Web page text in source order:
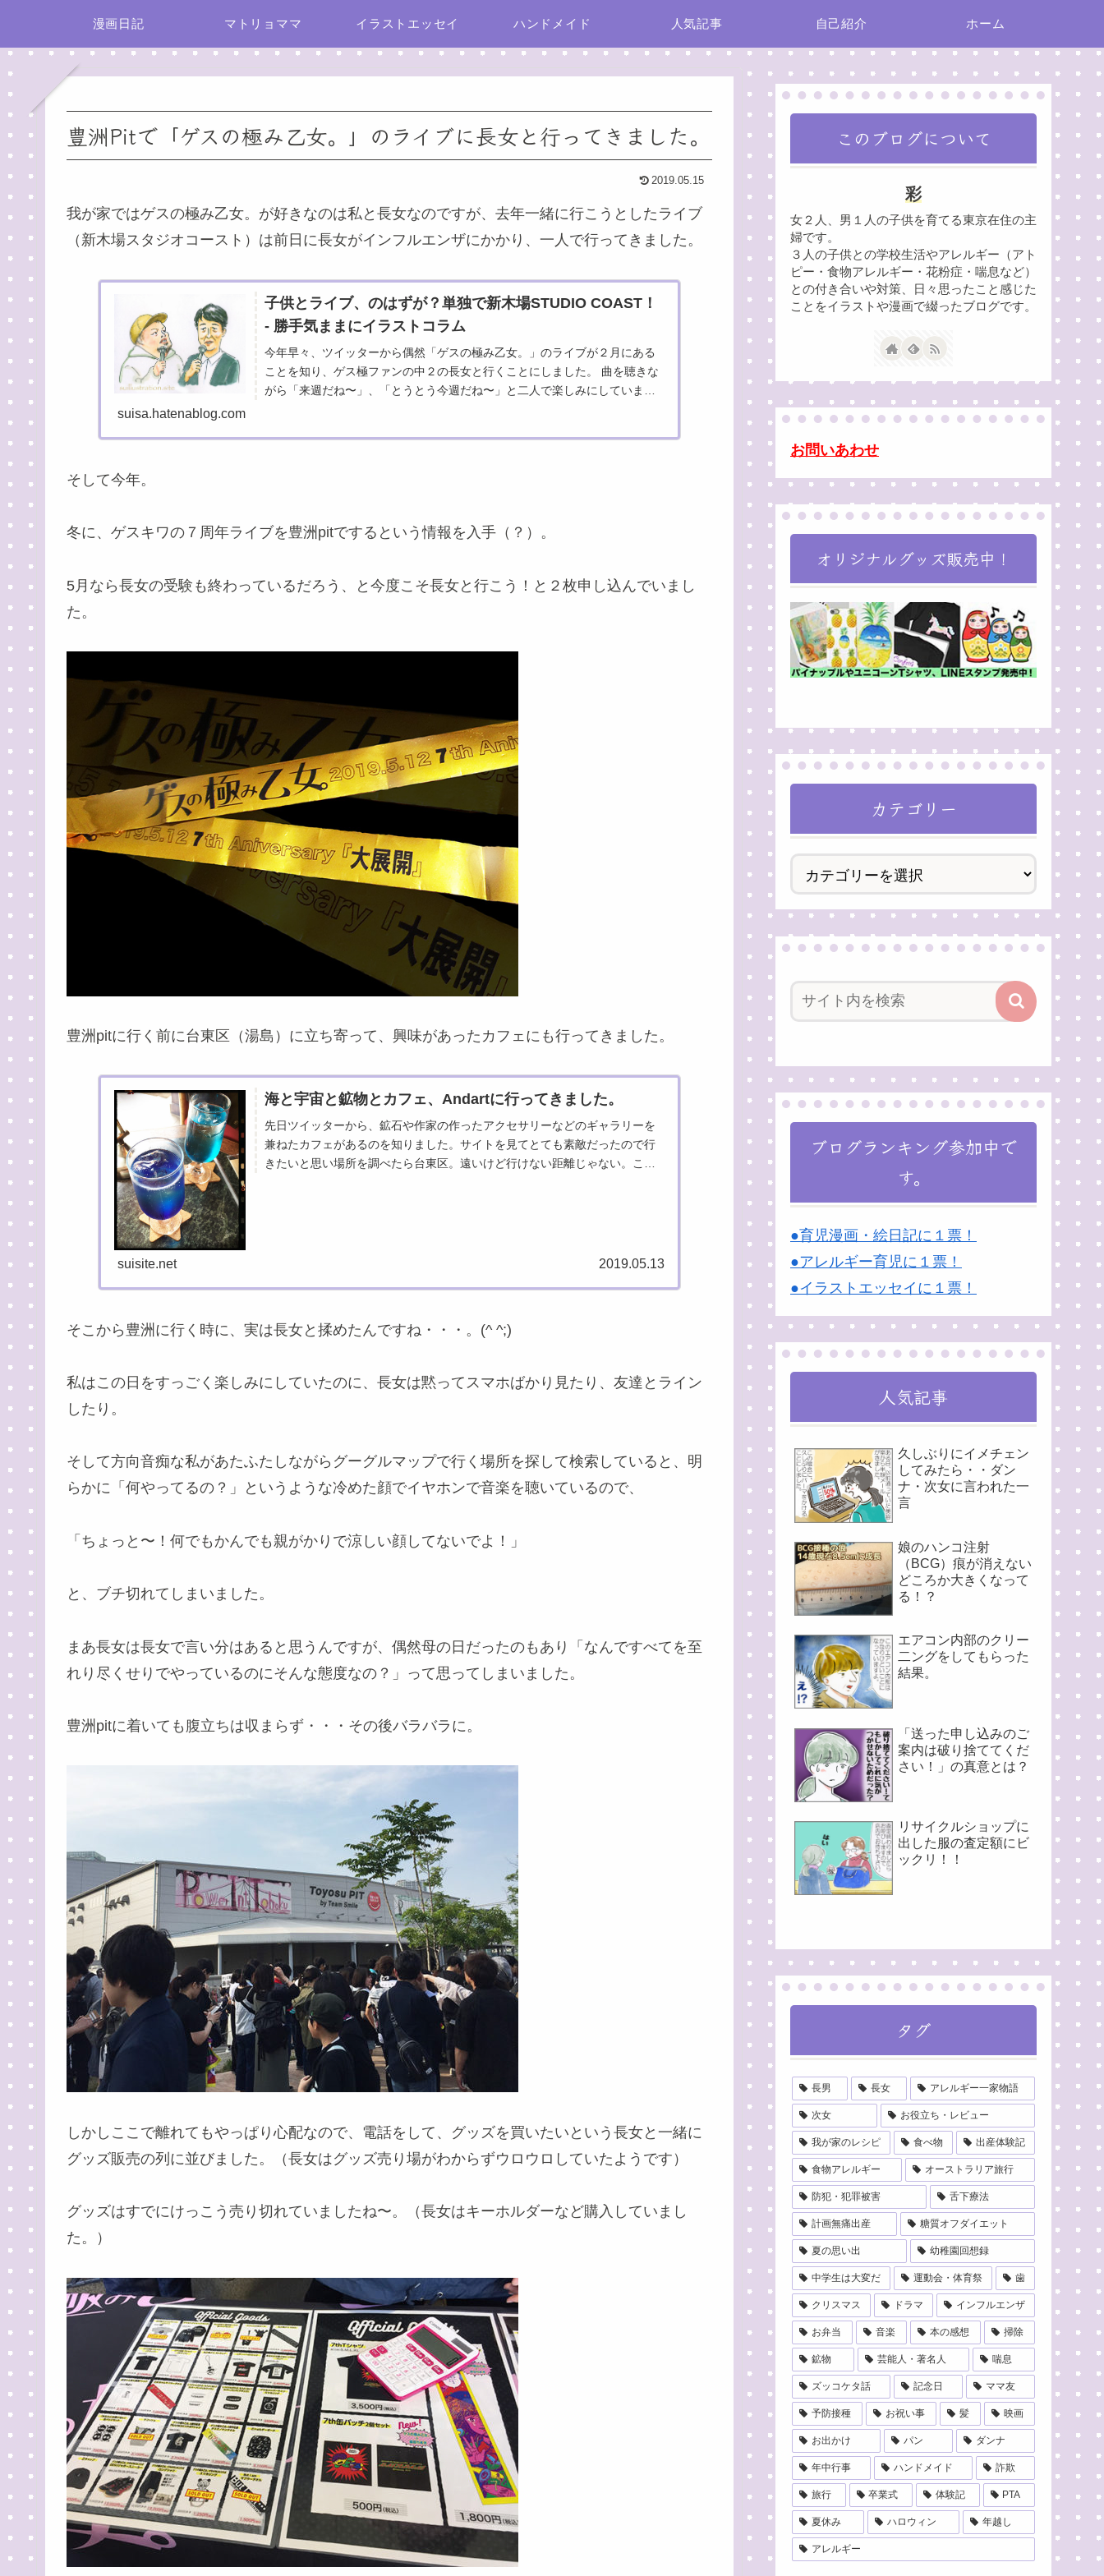
漫画日記 マトリョママ イラストエッセイ ハンドメイド 人気記事 自己紹介 ホーム
豊洲Pitで「ゲスの極み乙女。」のライブに長女と行ってきました。
2019.05.15
我が家ではゲスの極み乙女。が好きなのは私と長女なのですが、去年一緒に行こうとしたライブ
（新木場スタジオコースト）は前日に長女がインフルエンザにかかり、一人で行ってきました。
子供とライブ、のはずが？単独で新木場STUDIO COAST！
- 勝手気ままにイラストコラム
今年早々、ツイッターから偶然「ゲスの極み乙女。」のライブが２月にある
ことを知り、ゲス極ファンの中２の長女と行くことにしました。 曲を聴きな
がら「来週だね〜」、「とうとう今週だね〜」と二人で楽しみにしていまし
suisa.hatenablog.com
そして今年。
冬に、ゲスキワの７周年ライブを豊洲pitでするという情報を入手（？）。
5月なら長女の受験も終わっているだろう、と今度こそ長女と行こう！と２枚申し込んでいまし
た。
豊洲pitに行く前に台東区（湯島）に立ち寄って、興味があったカフェにも行ってきました。
海と宇宙と鉱物とカフェ、Andartに行ってきました。
先日ツイッターから、鉱石や作家の作ったアクセサリーなどのギャラリーを
兼ねたカフェがあるのを知りました。サイトを見てとても素敵だったので行
きたいと思い場所を調べたら台東区。遠いけど行けない距離じゃない。こう
suisite.net 2019.05.13
そこから豊洲に行く時に、実は長女と揉めたんですね・・・。(^ ^;)
私はこの日をすっごく楽しみにしていたのに、長女は黙ってスマホばかり見たり、友達とライン
したり。
そして方向音痴な私があたふたしながらグーグルマップで行く場所を探して検索していると、明
らかに「何やってるの？」というような冷めた顔でイヤホンで音楽を聴いているので、
「ちょっと〜！何でもかんでも親がかりで涼しい顔してないでよ！」
と、ブチ切れてしまいました。
まあ長女は長女で言い分はあると思うんですが、偶然母の日だったのもあり「なんですべてを至
れり尽くせりでやっているのにそんな態度なの？」って思ってしまいました。
豊洲pitに着いても腹立ちは収まらず・・・その後バラバラに。
しかしここで離れてもやっぱり心配なので、電話をして、グッズを買いたいという長女と一緒に
グッズ販売の列に並びました。（長女はグッズ売り場がわからずウロウロしていたようです）
グッズはすでにけっこう売り切れていましたね〜。（長女はキーホルダーなど購入していまし
た。）
このブログについて
彩
女２人、男１人の子供を育てる東京在住の主
婦です。
３人の子供との学校生活やアレルギー（アト
ピー・食物アレルギー・花粉症・喘息など）
との付き合いや対策、日々思ったこと感じた
ことをイラストや漫画で綴ったブログです。
お問いあわせ
オリジナルグッズ販売中！
カテゴリー
ブログランキング参加中で
す。
●育児漫画・絵日記に１票！
●アレルギー育児に１票！
●イラストエッセイに１票！
人気記事
久しぶりにイメチェン
してみたら・・ダン
ナ・次女に言われた一
言
娘のハンコ注射
（BCG）痕が消えない
どころか大きくなって
る！？
エアコン内部のクリー
二ングをしてもらった
結果。
「送った申し込みのご
案内は破り捨ててくだ
さい！」の真意とは？
リサイクルショップに
出した服の査定額にビ
ックリ！！
タグ
長男 長女 アレルギー一家物語
次女 お役立ち・レビュー
我が家のレシピ 食べ物 出産体験記
食物アレルギー オーストラリア旅行
防犯・犯罪被害 舌下療法
計画無痛出産 糖質オフダイエット
夏の思い出 幼稚園回想録
中学生は大変だ 運動会・体育祭 歯
クリスマス ドラマ インフルエンザ
お弁当 音楽 本の感想 掃除
鉱物 芸能人・著名人 喘息
ズッコケタ話 記念日 ママ友
予防接種 お祝い事 髪 映画
お出かけ パン ダンナ
年中行事 ハンドメイド 詐欺
旅行 卒業式 体験記 PTA
夏休み ハロウィン 年越し
アレルギー